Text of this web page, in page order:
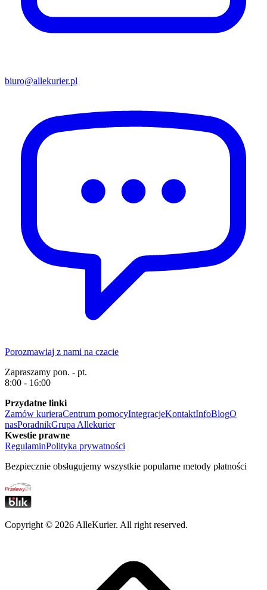
biuro@allekurier.pl
Porozmawiaj z nami na czacie
Zapraszamy pon. - pt.
8:00 - 16:00
Przydatne linki
Zamów kurieraCentrum pomocyIntegracjeKontaktInfoBlogO
nasPoradnikGrupa Allekurier
Kwestie prawne
RegulaminPolityka prywatności
Bezpiecznie obsługujemy wszystkie popularne metody płatności
Copyright © 2026 AlleKurier. All right reserved.